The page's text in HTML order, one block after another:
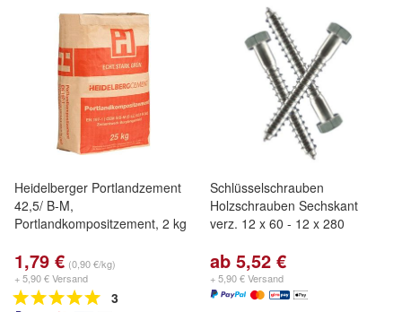
Heidelberger Portlandzement
42,5/ B-M,
Portlandkompositzement, 2 kg
1,79 € (0,90 €/kg)
+ 5,90 € Versand
3
Schlüsselschrauben
Holzschrauben Sechskant
verz. 12 x 60 - 12 x 280
ab 5,52 €
+ 5,90 € Versand